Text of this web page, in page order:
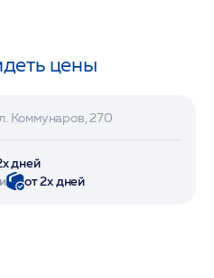
цены
Коммунаров, 270
дней
от 2х дней